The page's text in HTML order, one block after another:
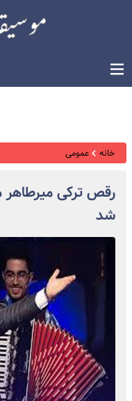
خانه عمومی
رقص ترکی
شد